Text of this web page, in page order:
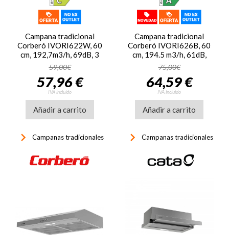
Campana tradicional
Corberó IVORI622W, 60
cm, 192,7m3/h, 69dB, 3
velocidades, lámparas
LED, clase C, blanco
59,00€
57,96 €
IVA incluido
Añadir a carrito
keyboard_arrow_right Campanas tradicionales
Campana tradicional
Corberó IVORI626B, 60
cm, 194.5 m3/h, 61dB,
clase A+++, 3 niveles, luz
LED, negro
75,00€
64,59 €
IVA incluido
Añadir a carrito
keyboard_arrow_right Campanas tradicionales